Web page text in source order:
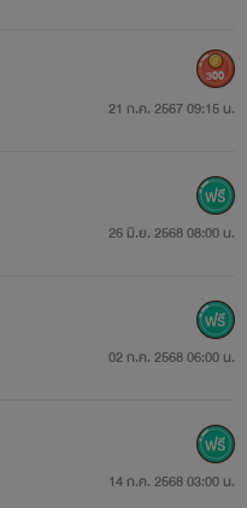
21 ก.ค. 2567 09:15 น.
300
26 มิ.ย. 2568 08:00 น.
02 ก.ค. 2568 06:00 น.
14 ก.ค. 2568 03:00 น.